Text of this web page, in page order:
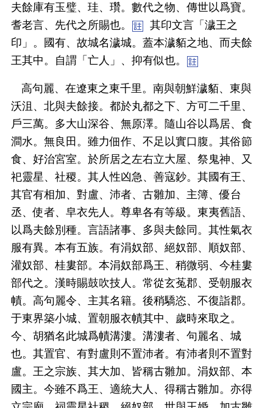
夫餘庫有玉璧、珪、瓚。數代之物、傳世以爲寶。
耆老言、先代之所賜也。
其印文言「濊王之
印」。國有、故城名濊城。蓋本濊貊之地、而夫餘
王其中。自謂「亡人」、抑有似也。
高句麗、在遼東之東千里。南與朝鮮濊貊、東與
沃沮、北與夫餘接。都於丸都之下、方可二千里、
戶三萬。多大山深谷、無原澤。隨山谷以爲居、食
澗水。無良田。雖力佃作、不足以實口腹。其俗節
食、好治宮室。於所居之左右立大屋、祭鬼神、又
祀靈星、社稷。其人性凶急、善寇鈔。其國有王、
其官有相加、對盧、沛者、古雛加、主簿、優台
丞、使者、皁衣先人。尊卑各有等級。東夷舊語、
以爲夫餘別種。言語諸事、多與夫餘同。其性氣衣
服有異。本有五族。有涓奴部、絕奴部、順奴部、
灌奴部、桂婁部。本涓奴部爲王、稍微弱、今桂婁
部代之。漢時賜鼓吹技人。常從玄菟郡、受朝服衣
幘。高句麗令、主其名籍。後稍驕恣、不復詣郡。
于東界築小城、置朝服衣幘其中、歲時來取之。
今、胡猶名此城爲幘溝漊。溝漊者、句麗名、城
也。其置官、有對盧則不置沛者。有沛者則不置對
盧。王之宗族、其大加、皆稱古雛加。涓奴部、本
國主。今雖不爲王、適統大人、得稱古雛加。亦得